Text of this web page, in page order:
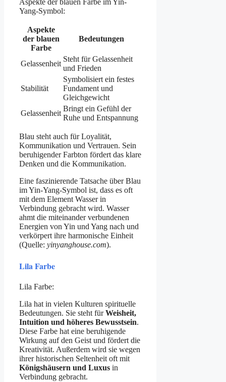
Yang-Symbol:
Aspekte
der blauen
Farbe
Bedeutungen
Gelassenheit
Steht für Gelassenheit
und Frieden
Stabilität
Symbolisiert ein festes
Fundament und
Gleichgewicht
Gelassenheit
Bringt ein Gefühl der
Ruhe und Entspannung
Blau steht auch für Loyalität,
Kommunikation und Vertrauen. Sein
beruhigender Farbton fördert das klare
Denken und die Kommunikation.
Eine faszinierende Tatsache über Blau
im Yin-Yang-Symbol ist, dass es oft
mit dem Element Wasser in
Verbindung gebracht wird. Wasser
ahmt die miteinander verbundenen
Energien von Yin und Yang nach und
verkörpert ihre harmonische Einheit
(Quelle: yinyanghouse.com).
Lila Farbe
Lila Farbe:
Lila hat in vielen Kulturen spirituelle
Bedeutungen. Sie steht fürWeisheit,
Intuition und höheres Bewusstsein.
Diese Farbe hat eine beruhigende
Wirkung auf den Geist und fördert die
Kreativität. Außerdem wird sie wegen
ihrer historischen Seltenheit oft mit
Königshäusern und Luxus in
Verbindung gebracht.